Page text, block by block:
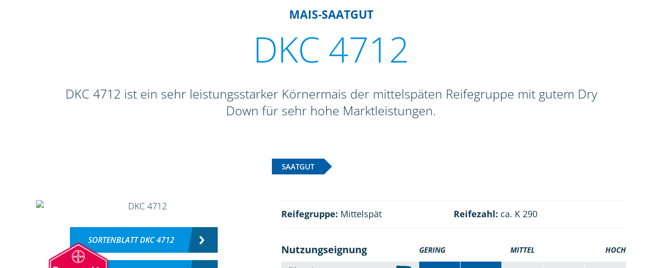
MAIS-SAATGUT
DKC 4712
DKC 4712 ist ein sehr leistungsstarker Körnermais der mittelspäten Reifegruppe mit gutem Dry
Down für sehr hohe Marktleistungen.
SAATGUT
SORTENBLATT DKC 4712
Reifegruppe: Mittelspät Reifezahl: ca. K 290
Nutzungseignung GERING MITTEL HOCH